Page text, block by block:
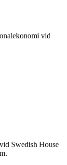
vid
Swedish House